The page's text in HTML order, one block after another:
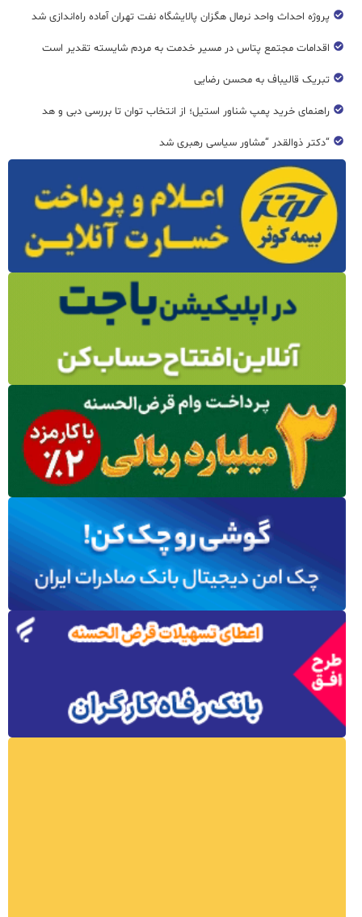
پروژه احداث واحد نرمال هگزان پالایشگاه نفت تهران آماده راه‌اندازی شد
اقدامات مجتمع پتاس در مسیر خدمت به مردم شایسته تقدیر است
تبریک قالیباف به محسن رضایی
راهنمای خرید پمپ شناور استیل؛ از انتخاب توان تا بررسی دبی و هد
“دکتر ذوالقدر “مشاور سیاسی رهبری شد